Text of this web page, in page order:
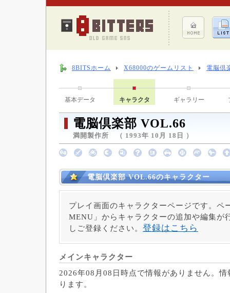
8BITSホーム X68000のゲームリスト 電脳倶
基本データ キャラクタ ギャラリー
電脳倶楽部 VOL.66
満開製作所 （ 1993年 10月 18日 ）
電脳倶楽部 VOL.66のキャラクター
プレイ画面のキャラクターページです。ペ
MENU」からキャラクターの追加や編集が
しご登録ください。 登録はこちら
メインキャラクター
2026年08月08日時点で情報がありません。
ります。